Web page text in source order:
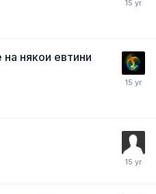
някои евтини